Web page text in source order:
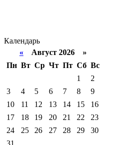
Календарь
« Август 2026 »
Пн Вт Ср Чт Пт Сб Вс
1
2
3
4 5 6 7 8
9
10
11 12 13 14 15
16
17
18 19 20 21 22
23
24
25 26 27 28 29
30
31